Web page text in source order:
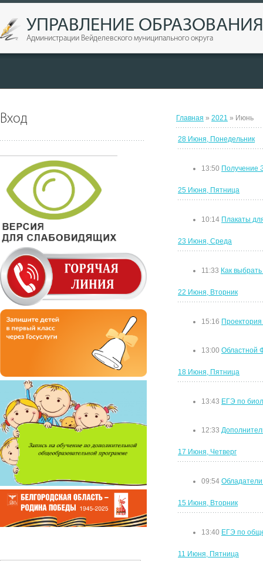
УПРАВЛЕНИЕ ОБРАЗОВАНИЯ
Администрации Вейделевского муниципального округа
Главная » 2021 » Июнь
28 Июня, Понедельник
13:50 Получение
25 Июня, Пятница
10:14 Плакаты
23 Июня, Среда
11:33 Как
22 Июня, Вторник
15:16 Проектория
13:00 Областной
18 Июня, Пятница
13:43 ЕГЭ по
12:33
17 Июня, Четверг
09:54 Обладатели
15 Июня, Вторник
13:40 ЕГЭ по
11 Июня, Пятница
Вход